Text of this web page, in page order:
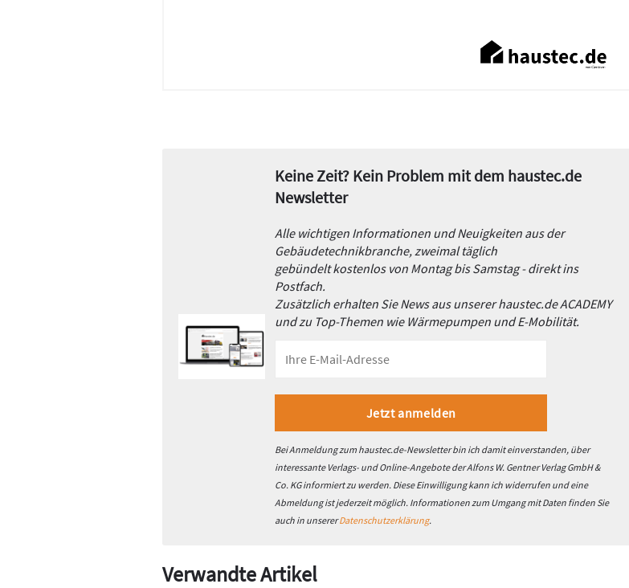
Keine Zeit? Kein Problem mit dem haustec.de
Newsletter
Alle wichtigen Informationen und Neuigkeiten aus der
Gebäudetechnikbranche, zweimal täglich
gebündelt kostenlos von Montag bis Samstag - direkt ins
Postfach.
Zusätzlich erhalten Sie News aus unserer haustec.de ACADEMY
und zu Top-Themen wie Wärmepumpen und E-Mobilität.
Bei Anmeldung zum haustec.de-Newsletter bin ich damit einverstanden, über
interessante Verlags- und Online-Angebote der Alfons W. Gentner Verlag GmbH &
Co. KG informiert zu werden. Diese Einwilligung kann ich widerrufen und eine
Abmeldung ist jederzeit möglich. Informationen zum Umgang mit Daten finden Sie
auch in unsererDatenschutzerklärung.
Verwandte Artikel